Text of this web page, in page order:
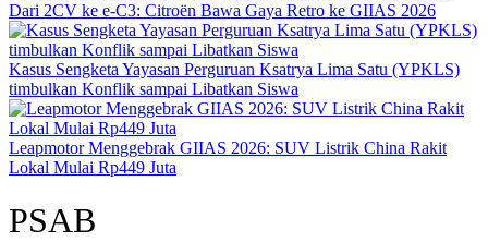
Dari 2CV ke e-C3: Citroën Bawa Gaya Retro ke GIIAS 2026
Kasus Sengketa Yayasan Perguruan Ksatrya Lima Satu (YPKLS)
timbulkan Konflik sampai Libatkan Siswa
Leapmotor Menggebrak GIIAS 2026: SUV Listrik China Rakit
Lokal Mulai Rp449 Juta
PSAB